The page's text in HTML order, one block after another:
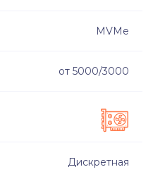
MVMe
от 5000/3000
Дискретная